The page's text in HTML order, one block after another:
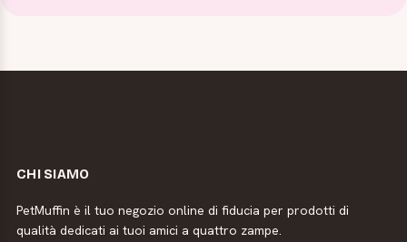
CHI SIAMO
PetMuffin è il tuo negozio online di fiducia per prodotti di
qualità dedicati ai tuoi amici a quattro zampe.